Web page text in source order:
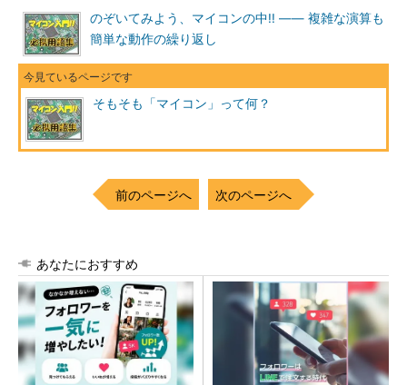
のぞいてみよう、マイコンの中!! ―― 複雑な演算も
簡単な動作の繰り返し
そもそも「マイコン」って何？
前のページへ 次のページへ
あなたにおすすめ